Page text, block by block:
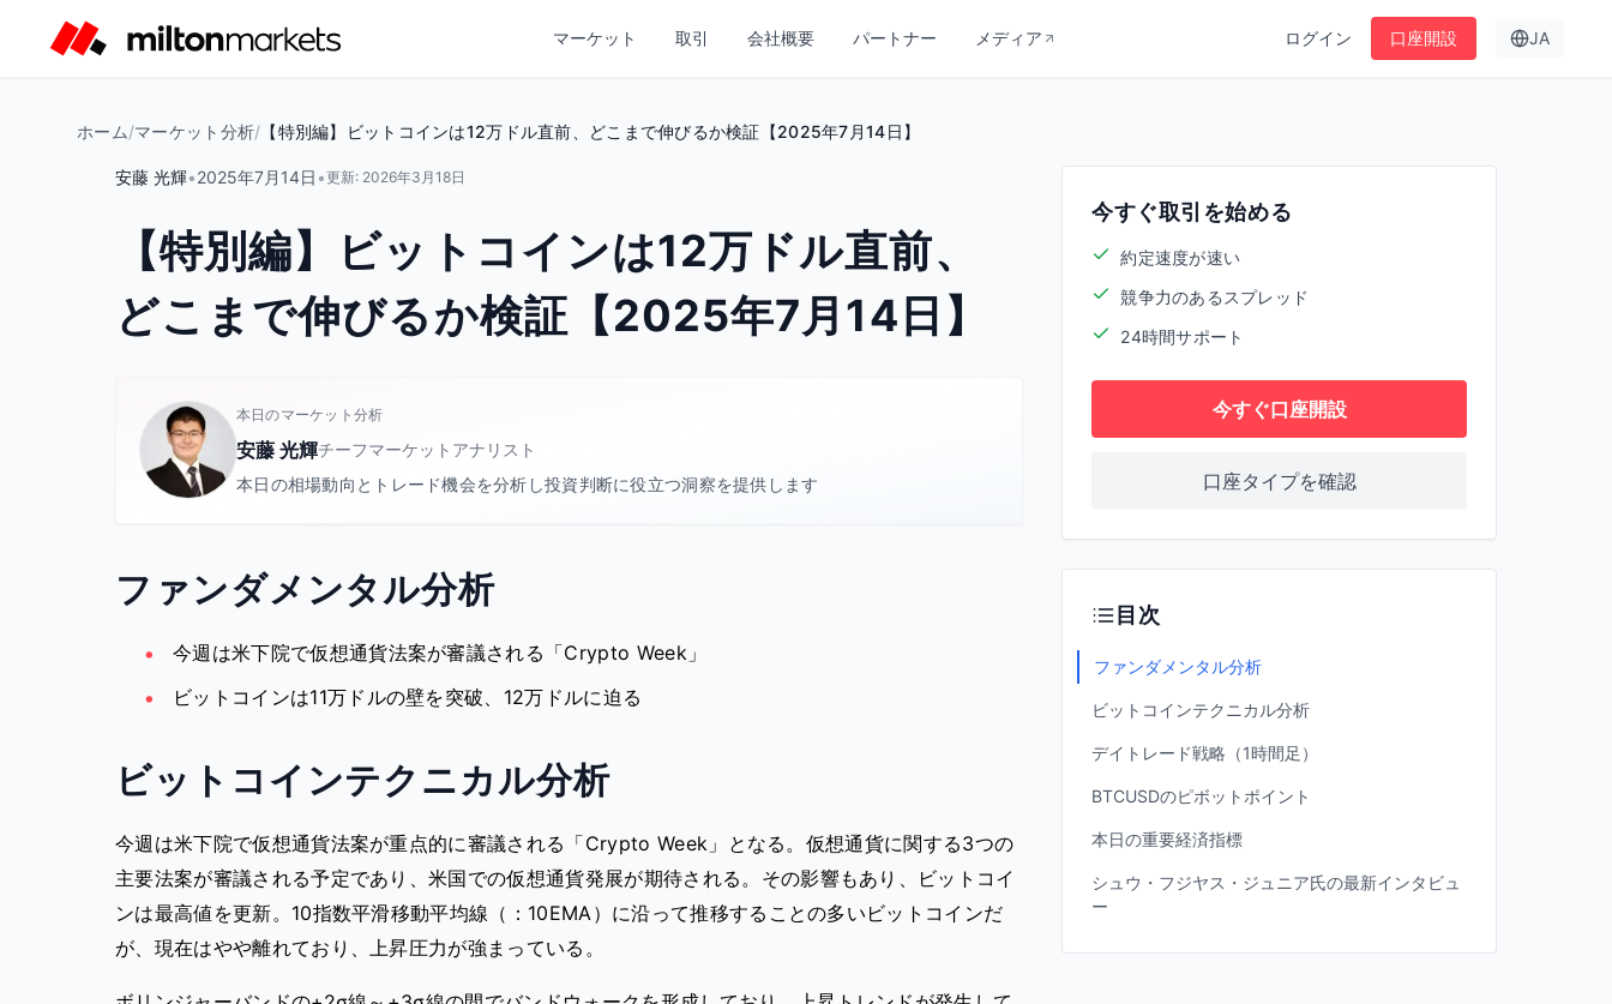
マーケット 取引 会社概要 パートナー メディア ログイン 口座開設 JA
ホーム/マーケット分析/ 【特別編】ビットコインは12万ドル直前、どこまで伸びるか検証【2025年7月14日】
安藤 光輝•2025年7月14日 •更新: 2026年3月18日
【特別編】ビットコインは12万ドル直前、
どこまで伸びるか検証【2025年7月14日】
本日のマーケット分析
安藤 光輝チーフマーケットアナリスト
本日の相場動向とトレード機会を分析し投資判断に役立つ洞察を提供します
ファンダメンタル分析
今週は米下院で仮想通貨法案が審議される「Crypto Week」
ビットコインは11万ドルの壁を突破、12万ドルに迫る
ビットコインテクニカル分析
今週は米下院で仮想通貨法案が重点的に審議される「Crypto Week」となる。仮想通貨に関する3つの
主要法案が審議される予定であり、米国での仮想通貨発展が期待される。その影響もあり、ビットコイ
ンは最高値を更新。10指数平滑移動平均線（：10EMA）に沿って推移することの多いビットコインだ
が、現在はやや離れており、上昇圧力が強まっている。
今すぐ取引を始める
約定速度が速い
競争力のあるスプレッド
24時間サポート
今すぐ口座開設
口座タイプを確認
目次
ファンダメンタル分析
ビットコインテクニカル分析
デイトレード戦略（1時間足）
BTCUSDのピボットポイント
本日の重要経済指標
シュウ・フジヤス・ジュニア氏の最新インタビュ
ー